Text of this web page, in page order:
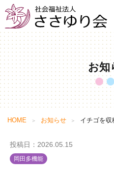
お知
ささゆり会
提供介護
施設
お知
HOME お知らせ イチゴを収
投稿日：2026.05.15
岡田多機能